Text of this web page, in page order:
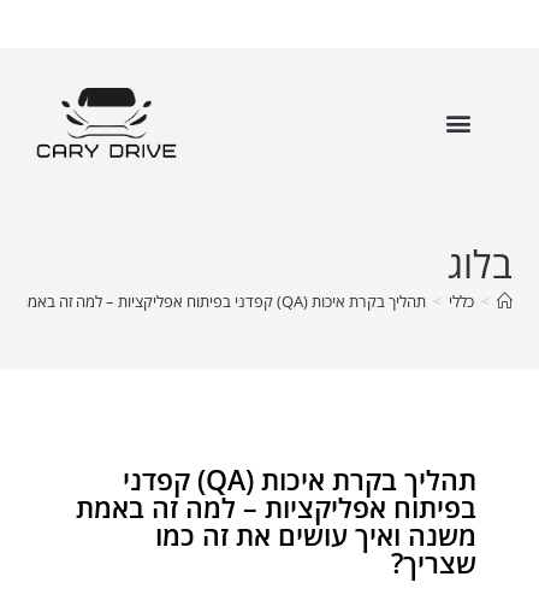
בלוג
> כללי > תהליך בקרת איכות (QA) קפדני בפיתוח אפליקציות – למה זה באמת משנה ואיך עושים את זה כמו שצריך?
תהליך בקרת איכות (QA) קפדני
בפיתוח אפליקציות – למה זה באמת
משנה ואיך עושים את זה כמו
שצריך?